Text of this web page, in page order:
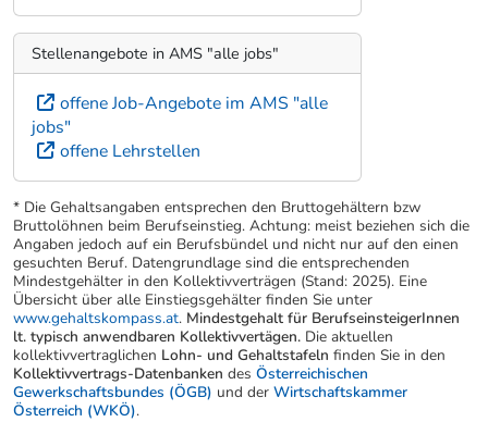
Stellenangebote in AMS "alle jobs"
offene Job-Angebote im AMS "alle
jobs"
offene Lehrstellen
* Die Gehaltsangaben entsprechen den Bruttogehältern bzw
Bruttolöhnen beim Berufseinstieg. Achtung: meist beziehen sich die
Angaben jedoch auf ein Berufsbündel und nicht nur auf den einen
gesuchten Beruf. Datengrundlage sind die entsprechenden
Mindestgehälter in den Kollektivverträgen (Stand: 2025). Eine
Übersicht über alle Einstiegsgehälter finden Sie unter
www.gehaltskompass.at. Mindestgehalt für BerufseinsteigerInnen
lt. typisch anwendbaren Kollektivvertägen. Die aktuellen
kollektivvertraglichen Lohn- und Gehaltstafeln finden Sie in den
Kollektivvertrags-Datenbanken des Österreichischen
Gewerkschaftsbundes (ÖGB) und der Wirtschaftskammer
Österreich (WKÖ).